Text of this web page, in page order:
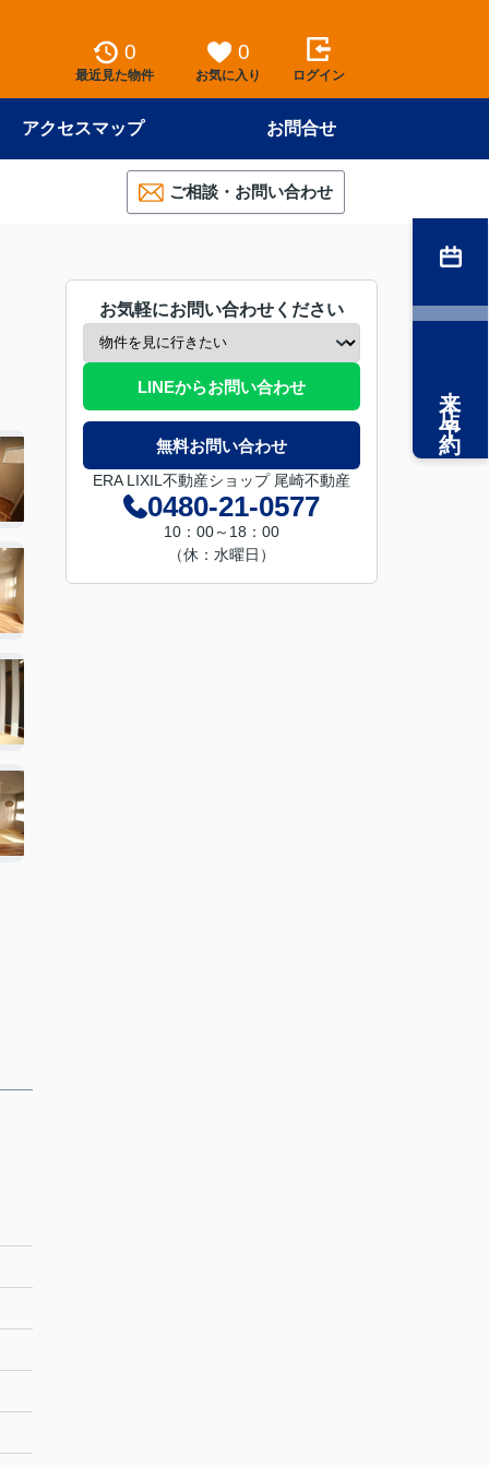
0
最近見た物件
0
お気に入り ログイン
アクセスマップ お問合せ
ご相談・お問い合わせ
お気軽にお問い合わせください
LINEからお問い合わせ
無料お問い合わせ
ERA LIXIL不動産ショップ 尾崎不動産
0480-21-0577
10：00～18：00
（休：水曜日）
来店予約